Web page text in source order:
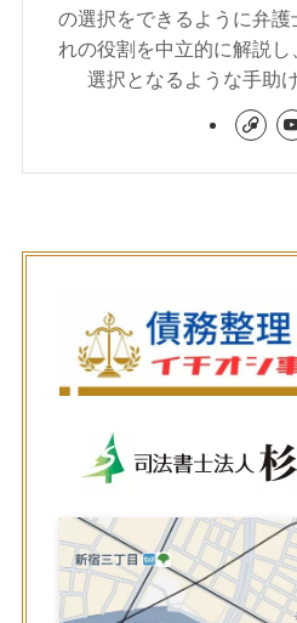
の選択をできるように弁
れの役割を中立的に解説
選択となるような手助